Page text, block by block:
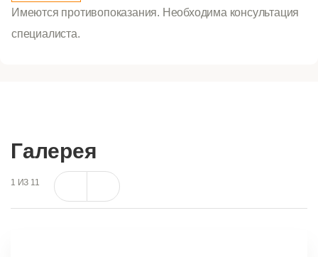
Имеются противопоказания. Необходима консультация
специалиста.
Галерея
1 ИЗ 11